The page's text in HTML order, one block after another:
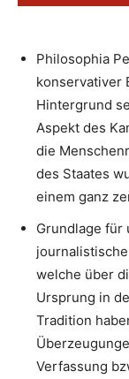
Philosophia
konservativer
Hintergrund
Aspekt des
die
des Staates
einem ganz
Grundlage für
welche über
Ursprung in
Tradition
Verfassung